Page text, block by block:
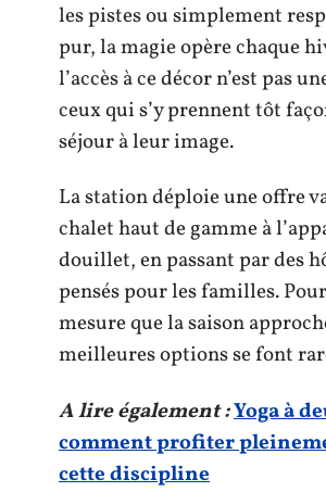
les pistes ou simplement
pur, la magie opère chaque
l’accès à ce décor n’est pas
ceux qui s’y prennent tôt
séjour à leur image.
La station déploie une offre
chalet haut de gamme à
douillet, en passant par des
pensés pour les familles.
mesure que la saison
meilleures options se font
A lire également :Yoga à
comment profiter
cette discipline